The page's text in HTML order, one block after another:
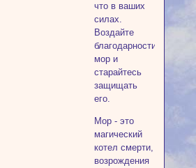
что в ваших
силах.
Воздайте
благодарности
мор и
старайтесь
защищать
его.
Мор - это
магический
котел смерти,
возрождения